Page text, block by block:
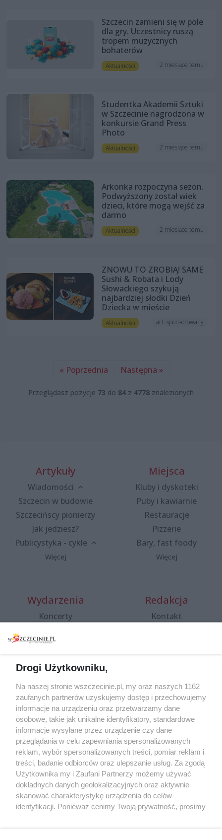
Szczecin zamieni się w pole
dla gry. Uczestnicy ruszą
tropem muzycznych
bohaterów
Aktualności 2 miesiące temu
Studentka Akademii Sztuki
w Szczecinie nagrodzona w
konkursie Grand Press
Photo
Aktualności 2 miesiące temu
Arkonka rozpoczyna sezon.
Podwyższony został wiek
dzieci, które mogą wejść za
darmo
Aktualności 2 miesiące temu
ZNOWU TO ZROBIĄ! SAME
Sushi & Robata i Lody
Słowackiego szykują
najbardziej słodki Dzień
Dziecka w mieście
Aktualności art. sponsorowany
« Poprzednia Następna »
Przeglądasz pozycje 73 do 84z 4778 znalezionych
Artykuły
Wiadomości
Szczecin w budowie
Szczecińscy pionierzy
Jak jedziesz?
Publicystyka - cykle
Więcej
Miejsca
Kluby i dyskoteki
Puby i kawiarnie
Restauracje
Pizzerie
Bary, fast foody
Więcej
Wydarzenia
Koncerty
Spacery i oprowadzania
targi
Wernisaże
Więcej
Redakcja
Kontakt
Specjalny koncert z okazji
20. urodzin portalu
wSzczecinie.pl
Regulamin konkursów
śniadaniówka "Hej
Szczecin! Jest piątek!"
Partnerzy
Praca Szczecin
Drogi Użytkowniku,
Na naszej stronie wszczecinie.pl, my oraz naszych 1162
zaufanych partnerów uzyskujemy dostęp i przechowujemy
informacje na urządzeniu oraz przetwarzamy dane
osobowe, takie jak unikalne identyfikatory, standardowe
informacje wysyłane przez urządzenie czy dane
przeglądania w celu zapewniania spersonalizowanych
reklam, wybór spersonalizowanych treści, pomiar reklam i
treści, badanie odbiorców oraz ulepszanie usług. Za zgodą
Użytkownika my i Zaufani Partnerzy możemy używać
dokładnych danych geolokalizacyjnych oraz aktywnie
skanować charakterystykę urządzenia do celów
identyfikacji. Ponieważ cenimy Twoją prywatność, prosimy